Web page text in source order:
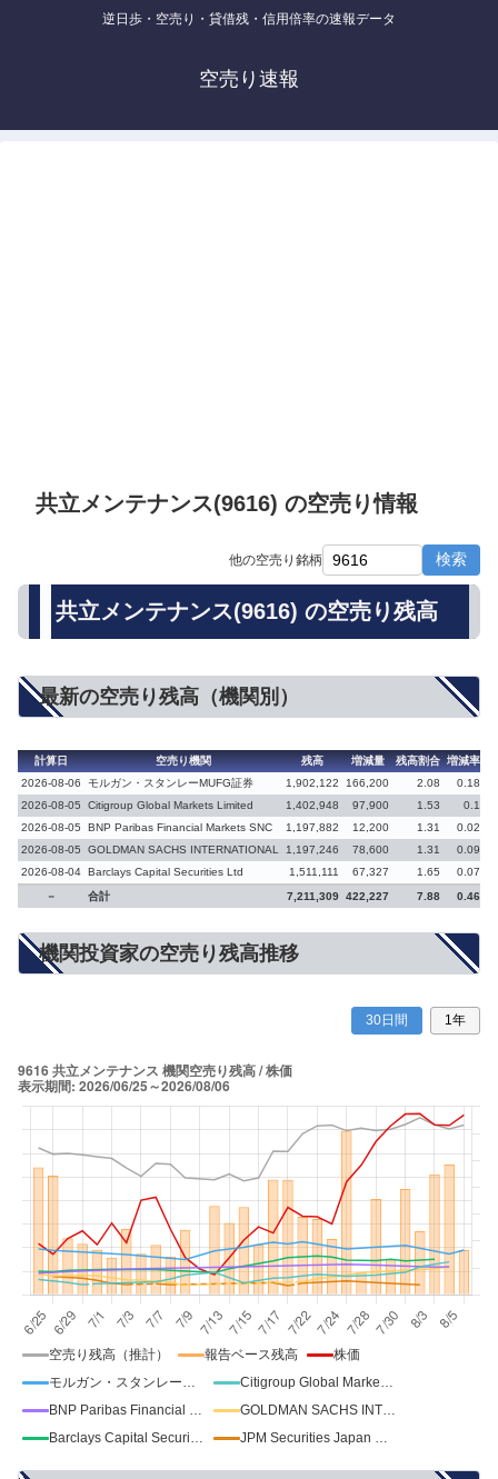
逆日歩・空売り・貸借残・信用倍率の速報データ
空売り速報
共立メンテナンス(9616) の空売り情報
他の空売り銘柄 検索
共立メンテナンス(9616) の空売り残高
最新の空売り残高（機関別）
計算日 空売り機関 残高 増減量 残高割合 増減率
2026-08-06
モルガン・スタンレーMUFG証券 1,902,122 166,200 2.08
0.18
2026-08-05
Citigroup Global Markets Limited 1,402,948 97,900 1.53
0.1
2026-08-05
BNP Paribas Financial Markets SNC 1,197,882 12,200 1.31
0.02
2026-08-05
GOLDMAN SACHS INTERNATIONAL 1,197,246 78,600 1.31
0.09
2026-08-04 Barclays Capital Securities Ltd 1,511,111 67,327 1.65
0.07
－
合計 7,211,309 422,227 7.88 0.46
機関投資家の空売り残高推移
30日間 1年
空売り残高（推計） 報告ベース残高
株価
モルガン・スタンレーMUFG証券
Citigroup Global Markets Limited
BNP Paribas Financial Markets SNC
GOLDMAN SACHS INTERNATIONAL
Barclays Capital Securities Ltd
JPM Securities Japan Co Ltd.